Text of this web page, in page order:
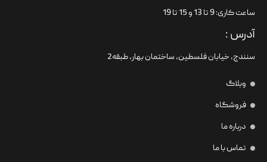
ساعت کاری: 9 تا 13 و 15 تا 19
آدرس :
سنندج، خیابان فلسطین،‌ ساختمان بهار، طبقه2
وبلاگ
فروشگاه
درباره ما
تماس با ما